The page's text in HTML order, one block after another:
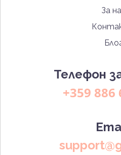
За
Телефон
+359 886